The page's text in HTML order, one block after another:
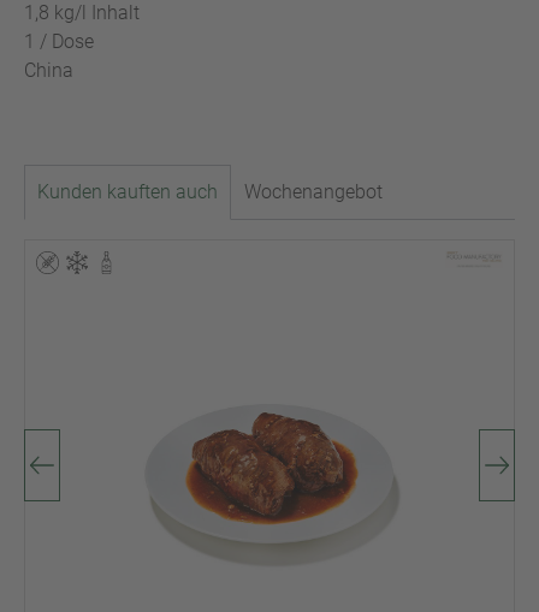
1,8 kg/l Inhalt
1 / Dose
China
Kunden kauften auch Wochenangebot